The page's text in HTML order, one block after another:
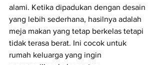
alami. Ketika dipadukan dengan desain
yang lebih sederhana, hasilnya adalah
meja makan yang tetap berkelas tetapi
tidak terasa berat. Ini cocok untuk
rumah keluarga yang ingin